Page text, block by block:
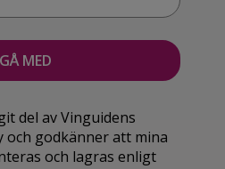
del av Vinguidens
och godkänner att mina
och lagras enligt